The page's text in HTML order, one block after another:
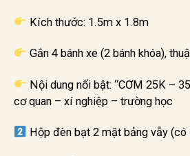
Kích thước: 1.5m x 1.8m
Gắn 4 bánh xe (2 bánh khóa),
Nội dung nổi bật: “CƠM 25K –
cơ quan – xí nghiệp – trường học
Hộp đèn bạt 2 mặt bảng vẫy (có